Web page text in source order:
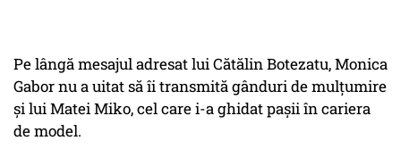
Pe lângă mesajul adresat lui Cătălin Botezatu, Monica
Gabor nu a uitat să îi transmită gânduri de mulțumire
și lui Matei Miko, cel care i-a ghidat pașii în cariera
de model.